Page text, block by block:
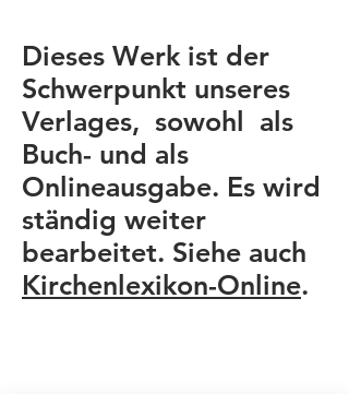
Dieses Werk ist der
Schwerpunkt unseres
Verlages, sowohl als
Buch- und als
Onlineausgabe. Es wird
ständig weiter
bearbeitet. Siehe auch
Kirchenlexikon-Online.